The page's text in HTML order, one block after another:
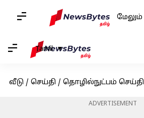
மேலும்
Tamil
வீடு / செய்தி / தொழில்நுட்பம் செய்தி
ADVERTISEMENT